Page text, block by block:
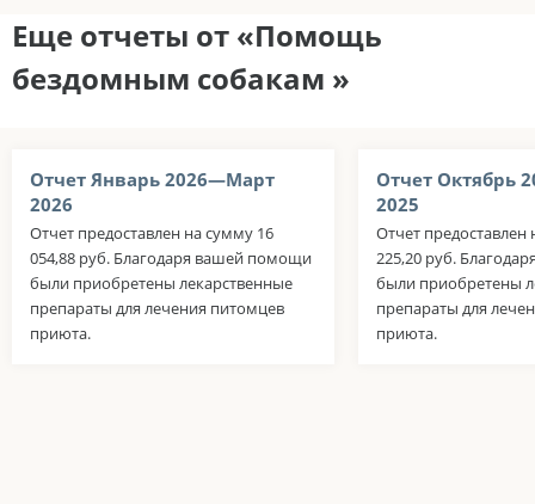
Еще отчеты от «Помощь
бездомным собакам »
Отчет Январь 2026—Март
2026
Отчет предоставлен на сумму 16
054,88 руб. Благодаря вашей помощи
были приобретены лекарственные
препараты для лечения питомцев
приюта.
Отчет Октябрь
2025
Отчет предоставлен
225,20 руб.
были приобретены
препараты для
приюта.